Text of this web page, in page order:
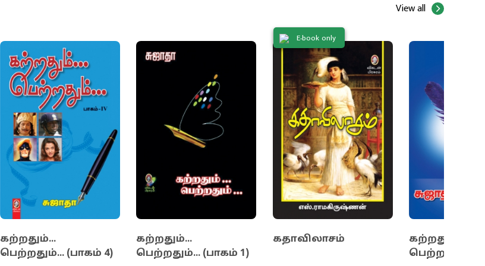
View all
கற்றதும்...
பெற்றதும்... (பாகம் 4)
கற்றதும்...
பெற்றதும்... (பாகம் 1)
E-book only
கதாவிலாசம்
கற்றதும்...
பெற்றதும்...